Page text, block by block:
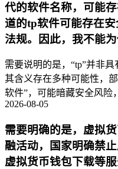
代的软件名称，可能
道的tp软件可能存在
法规。因此，我不能
需要说明的是，“tp”并非
其含义存在多种可能性，
软件”，可能暗藏安全风险
2026-08-05
需要明确的是，虚拟
融活动，国家明确禁
虚拟货币钱包下载等